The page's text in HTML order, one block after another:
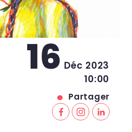
16 Déc 2023
10:00
Partager